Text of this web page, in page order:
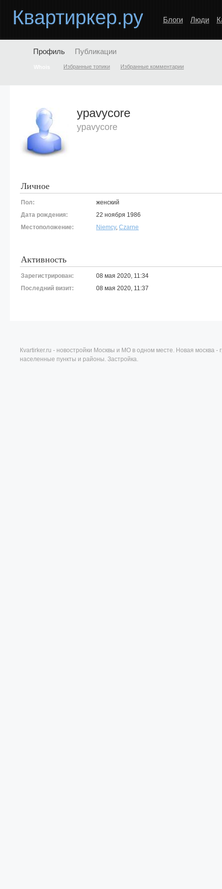
Квартиркер.ру Блоги Люди
Профиль
Избранные топики Избранные комментарии
Публикации
ypavycore
ypavycore
Личное
Пол:
женский
Дата рождения:
22 ноября 1986
Местоположение:
Niemcy, Czarne
Активность
Зарегистрирован:
08 мая 2020, 11:34
Последний визит:
08 мая 2020, 11:37
Кvartirker.ru - новостройки Москвы и МО в одном месте. Новая москва
населенные пункты и районы. Застройка.